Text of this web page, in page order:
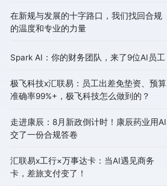
在新规与发展的十字路口，我们找回合规
的温度和专业的力量
Spark AI：你的财务团队，来了9位AI员工
极飞科技x汇联易：员工出差免垫资、预算
准确率99%+，极飞科技怎么做到的？
走进康辰：8月新政倒计时！康辰药业用AI
交了一份合规答卷
汇联易x工行×万事达卡：当AI遇见商务
卡，差旅支付变了！